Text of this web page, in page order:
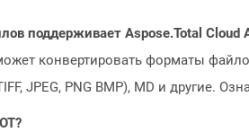
поддерживает Aspose.Total Cloud
конвертировать форматы
JPEG, PNG BMP), MD и другие.